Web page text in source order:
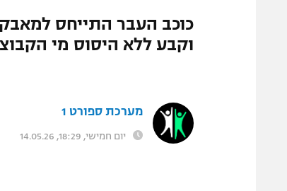
וקבע ללא היסוס מי
מערכת ספורט 1
יום חמישי, 18:29, 14.05.26